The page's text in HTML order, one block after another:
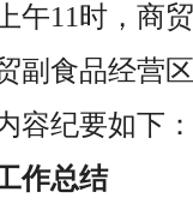
午11时，商
副食品经营
容纪要如下：
作总结